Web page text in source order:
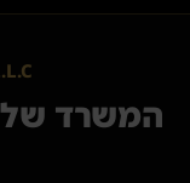
המשרד